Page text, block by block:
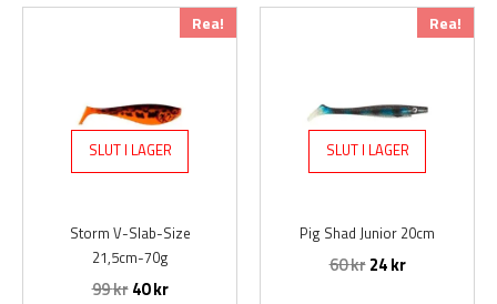
Rea!
SLUT I LAGER
Storm V-Slab-Size
21,5cm-70g
99kr40kr
flera
varianter.
kan
väljas
på
Rea!
SLUT I LAGER
Pig Shad Junior 20cm
60kr24kr
flera
varianter.
kan
väljas